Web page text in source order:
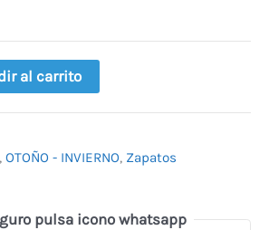
al carrito
, OTOÑO - INVIERNO, Zapatos
pulsa icono whatsapp